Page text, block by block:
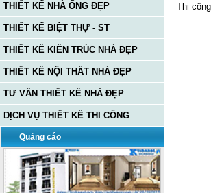
THIẾT KẾ NHÀ ỐNG ĐẸP
THIẾT KẾ BIỆT THỰ - ST
THIẾT KẾ KIẾN TRÚC NHÀ ĐẸP
THIẾT KẾ NỘI THẤT NHÀ ĐẸP
TƯ VẤN THIẾT KẾ NHÀ ĐẸP
DỊCH VỤ THIẾT KẾ THI CÔNG
Quảng cáo
Thi